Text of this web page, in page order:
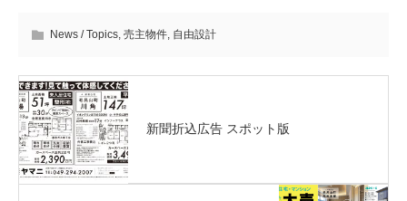
News / Topics, 売主物件, 自由設計
新聞折込広告 スポット版